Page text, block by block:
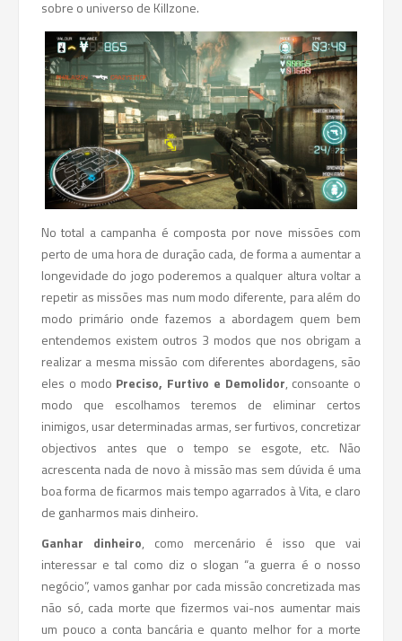
sobre o universo de Killzone.
No total a campanha é composta por nove missões com
perto de uma hora de duração cada, de forma a aumentar a
longevidade do jogo poderemos a qualquer altura voltar a
repetir as missões mas num modo diferente, para além do
modo primário onde fazemos a abordagem quem bem
entendemos existem outros 3 modos que nos obrigam a
realizar a mesma missão com diferentes abordagens, são
eles o modo Preciso, Furtivo e Demolidor, consoante o
modo que escolhamos teremos de eliminar certos
inimigos, usar determinadas armas, ser furtivos, concretizar
objectivos antes que o tempo se esgote, etc. Não
acrescenta nada de novo à missão mas sem dúvida é uma
boa forma de ficarmos mais tempo agarrados à Vita, e claro
de ganharmos mais dinheiro.
Ganhar dinheiro, como mercenário é isso que vai
interessar e tal como diz o slogan “a guerra é o nosso
negócio”, vamos ganhar por cada missão concretizada mas
não só, cada morte que fizermos vai-nos aumentar mais
um pouco a conta bancária e quanto melhor for a morte